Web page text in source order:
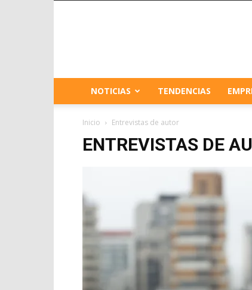
NOTICIAS TENDENCIAS
Inicio Entrevistas de autor
ENTREVISTAS DE